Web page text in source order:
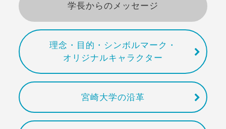
学長からのメッセージ
理念・目的・シンボルマーク・
オリジナルキャラクター
宮崎大学の沿革